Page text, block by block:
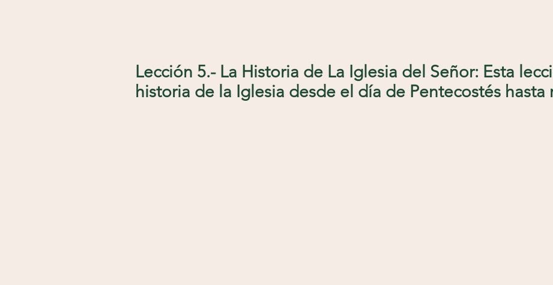
Lección 5.- La Historia de La Iglesia del Señor: Esta
historia de la Iglesia desde el día de Pentecostés hasta